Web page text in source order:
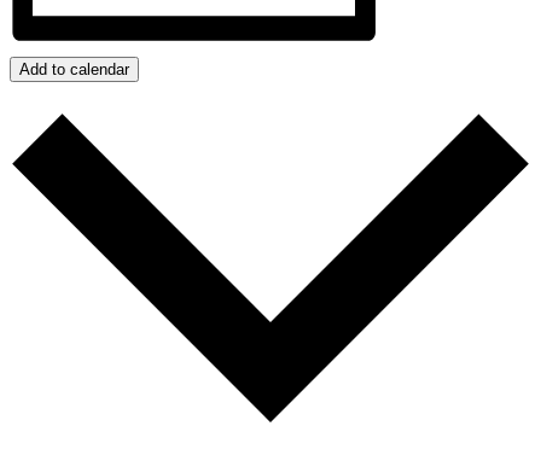
Add to calendar